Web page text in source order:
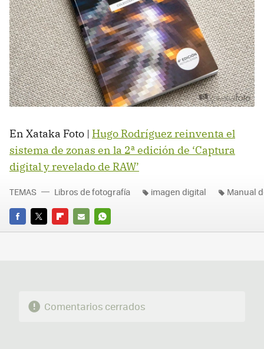
En Xataka Foto | Hugo Rodríguez reinventa el
sistema de zonas en la 2ª edición de ‘Captura
digital y revelado de RAW’
FACEBOOK
TWITTERFLIPBOARD
E-
WHATSAPP
TEMAS Libros de fotografía imagen digital Manual
Comentarios cerrados